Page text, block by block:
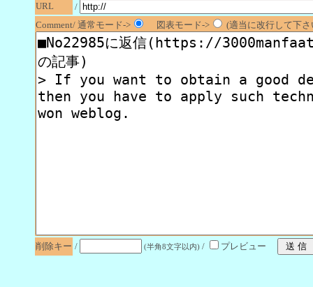
URL
/
Comment/ 通常モード->
図表モード-> (適当に改行して下
削除キー / (半角8文字以内) / プレビュー